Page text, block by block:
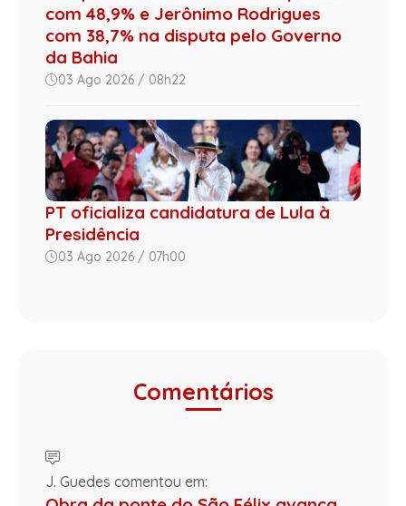
com 48,9% e Jerônimo Rodrigues
com 38,7% na disputa pelo Governo
da Bahia
03 Ago 2026 / 08h22
PT oficializa candidatura de Lula à
Presidência
03 Ago 2026 / 07h00
Comentários
J. Guedes comentou em: